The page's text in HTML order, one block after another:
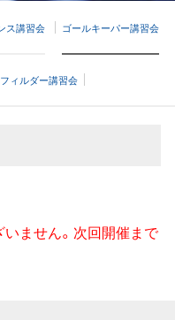
ス講習会 ゴールキーパー講習会
ィルダー講習会
ません。次回開催まで